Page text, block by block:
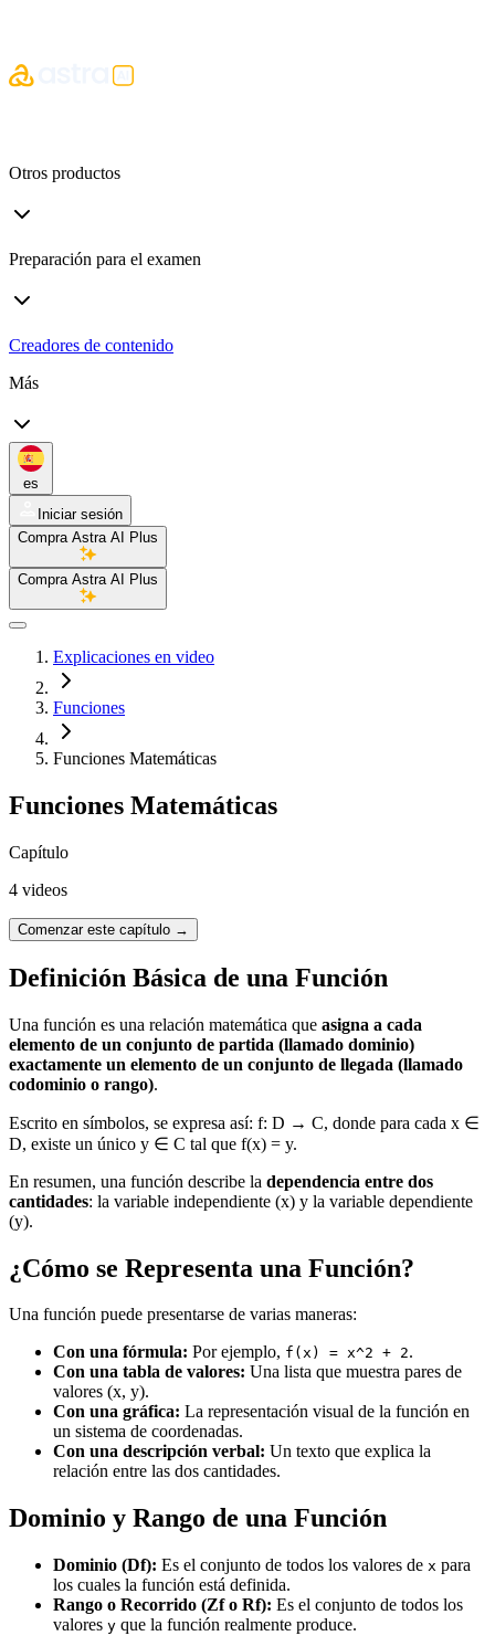
Otros productos
Preparación para el examen
Creadores de contenido
Más
es
Iniciar sesión
Compra Astra AI Plus
Compra Astra AI Plus
Explicaciones en video
Funciones
Funciones Matemáticas
Funciones Matemáticas
Capítulo
4 videos
Comenzar este capítulo →
Definición Básica de una Función
Una función es una relación matemática que asigna a cada
elemento de un conjunto de partida (llamado dominio)
exactamente un elemento de un conjunto de llegada (llamado
codominio o rango).
Escrito en símbolos, se expresa así: f: D → C, donde para cada x ∈
D, existe un único y ∈ C tal que f(x) = y.
En resumen, una función describe la dependencia entre dos
cantidades: la variable independiente (x) y la variable dependiente
(y).
¿Cómo se Representa una Función?
Una función puede presentarse de varias maneras:
Con una fórmula: Por ejemplo, f(x) = x^2 + 2.
Con una tabla de valores: Una lista que muestra pares de
valores (x, y).
Con una gráfica: La representación visual de la función en
un sistema de coordenadas.
Con una descripción verbal: Un texto que explica la
relación entre las dos cantidades.
Dominio y Rango de una Función
Dominio (Df): Es el conjunto de todos los valores de x para
los cuales la función está definida.
Rango o Recorrido (Zf o Rf): Es el conjunto de todos los
valores y que la función realmente produce.